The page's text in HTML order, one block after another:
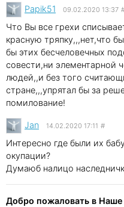
Papik51 09.02.2020 13:37
Что Вы все грехи
красную тряпку,,,нет,что
бы этих бесчеловечных
совести,ни элементарной
людей,,и без того
стране,,,упрятал бы за
помилование!
Jan 14.02.2020 17:11 #
Интересно где были их
окупации?
Думаюб налицо
Добро пожаловать в